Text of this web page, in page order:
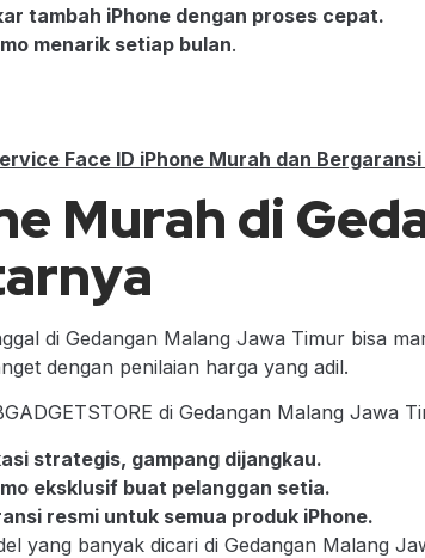
tambah iPhone dengan proses cepat.
menarik setiap bulan.
Face ID iPhone Murah dan
Murah di
di Gedangan Malang Jawa Timur bisa
dengan penilaian harga yang adil.
di Gedangan Malang Jawa
strategis, gampang dijangkau.
eksklusif buat pelanggan setia.
resmi untuk semua produk iPhone.
yang banyak dicari di Gedangan Malang